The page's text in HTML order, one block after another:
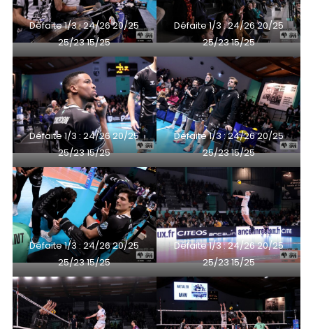
Défaite 1/3 : 24/26 20/25
25/23 15/25
Défaite 1/3 : 24/26 20/25
25/23 15/25
Défaite 1/3 : 24/26 20/25
25/23 15/25
Défaite 1/3 : 24/26 20/25
25/23 15/25
Défaite 1/3 : 24/26 20/25
25/23 15/25
Défaite 1/3 : 24/26 20/25
25/23 15/25